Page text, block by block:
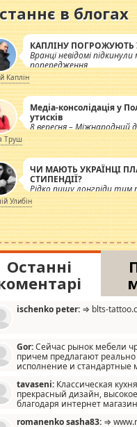
в блогах
КАПЛІНУ
Вранці невідомі
попередження
Каплін
Медіа-консолідація у
утисків
8 вересня – Міжнародний
журналістів.
Труш
ЧИ МАЮТЬ УКРАЇНЦІ
СТИПЕНДІЇ?
Рідко пишу лонгріди тим
але вже просто дістало!
інсенуації навколо
Штучно роздувається ще
катастрофа.
Улибін
Останні
ischenko peter: ⇒ blts-
Gor:Сейчас рынок мебели
причем предлагают
исполнение и стандартные
мало походит на
и что главное - со
ненужных наворотов
tavaseni: Классическая
прекрасный дизайн,
благодаря интернет
romanenko sasha83: ⇒